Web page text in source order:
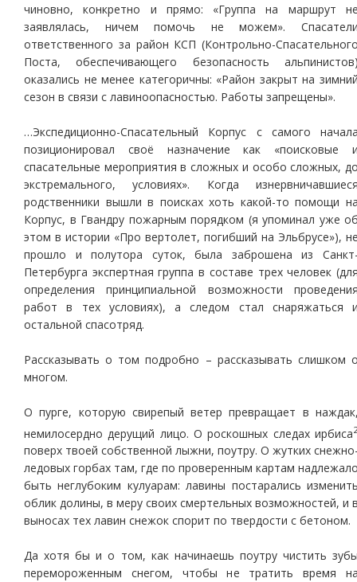
чиновно, конкретно и прямо: «Группа на маршрут
заявлялась, ничем помочь не можем».
ответственного за район КСП (Контрольно-
Поста, обеспечивающего безопасность
оказались не менее категоричны: «Район закрыт на
сезон в связи с лавиноопасностью. Работы запрещены».
…Экспедиционно-Спасательный Корпус с самого
позиционировал своё назначение как «поисковые
спасательные мероприятия в сложных и особо сложных,
экстремального, условиях». Когда
родственники вышли в поисках хоть какой-то помощи
Корпус, в Гвандру пожарным порядком (я упоминал уже
этом в истории «Про вертолет, погибший на Эльбрусе»),
прошло и полутора суток, была заброшена из
Петербурга экспертная группа в составе трех человек
определения принципиальной возможности
работ в тех условиях), а следом стал снаряжаться
остальной спасотряд.
Рассказывать о том подробно – рассказывать слишком
многом.
О пурге, которую свирепый ветер превращает в
немилосердно дерущий лицо. О роскошных следах ирбиса
поверх твоей собственной лыжни, поутру. О жутких
ледовых горбах там, где по проверенным картам
быть неглубоким кулуарам: лавины постарались
облик долины, в меру своих смертельных возможностей, и
выносах тех лавин снежок спорит по твердости с бетоном.
Да хотя бы и о том, как начинаешь поутру чистить
перемороженным снегом, чтобы не тратить время